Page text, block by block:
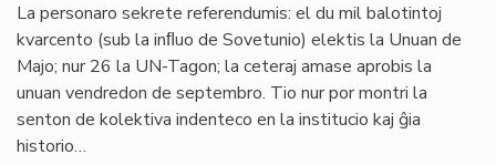
La personaro sekrete referendumis: el du mil balotintoj
kvarcento (sub la inﬂuo de Sovetunio) elektis la Unuan de
Majo; nur 26 la UN-Tagon; la ceteraj amase aprobis la
unuan vendredon de septembro. Tio nur por montri la
senton de kolektiva indenteco en la institucio kaj ĝia
historio…